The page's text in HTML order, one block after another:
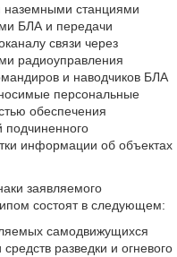
наземными станциями
БЛА и передачи
связи через
радиоуправления
и наводчиков БЛА
персональные
обеспечения
подчиненного
информации об объектах
заявляемого
состоят в следующем:
самодвижущихся
разведки и огневого